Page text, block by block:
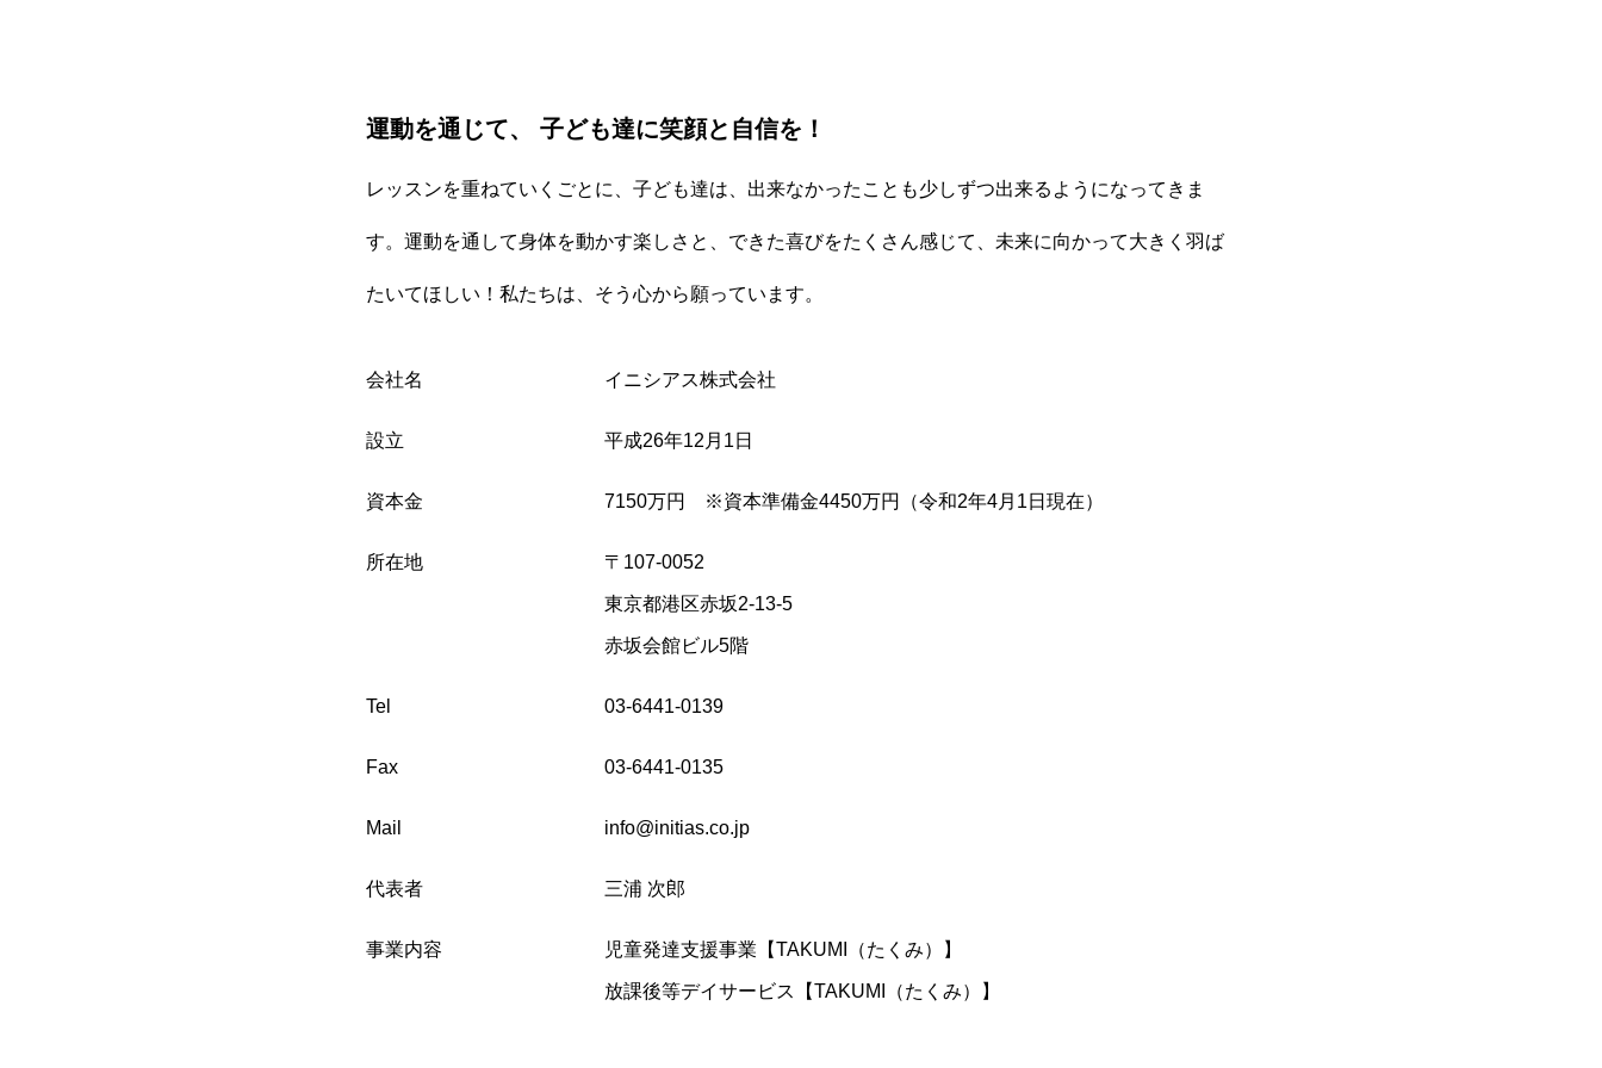
運動を通じて、 子ども達に笑顔と自信を！
レッスンを重ねていくごとに、子ども達は、出来なかったことも少しずつ出来るようになってきま
す。運動を通して身体を動かす楽しさと、できた喜びをたくさん感じて、未来に向かって大きく羽ば
たいてほしい！私たちは、そう心から願っています。
会社名 イニシアス株式会社
設立 平成26年12月1日
資本金 7150万円 ※資本準備金4450万円（令和2年4月1日現在）
所在地 〒107-0052
東京都港区赤坂2-13-5
赤坂会館ビル5階
Tel 03-6441-0139
Fax 03-6441-0135
Mail info@initias.co.jp
代表者 三浦 次郎
事業内容 児童発達支援事業【TAKUMI（たくみ）】
放課後等デイサービス【TAKUMI（たくみ）】